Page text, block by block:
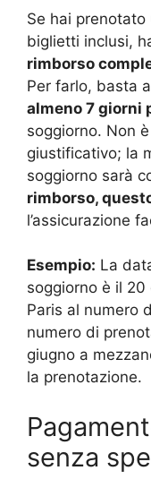
Se hai
biglietti inclusi,
rimborso
Per farlo, basta
almeno 7 giorni
soggiorno. Non
giustificativo; la
soggiorno sarà
rimborso,
l’assicurazione
Esempio: La
soggiorno è il
Paris al numero
numero di
giugno a
la prenotazione.
senza